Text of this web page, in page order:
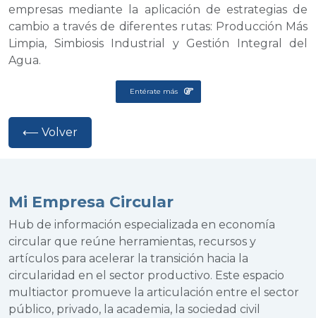
empresas mediante la aplicación de estrategias de
cambio a través de diferentes rutas: Producción Más
Limpia, Simbiosis Industrial y Gestión Integral del
Agua.
Entérate más
⟵ Volver
Mi Empresa Circular
Hub de información especializada en economía
circular que reúne herramientas, recursos y
artículos para acelerar la transición hacia la
circularidad en el sector productivo. Este espacio
multiactor promueve la articulación entre el sector
público, privado, la academia, la sociedad civil